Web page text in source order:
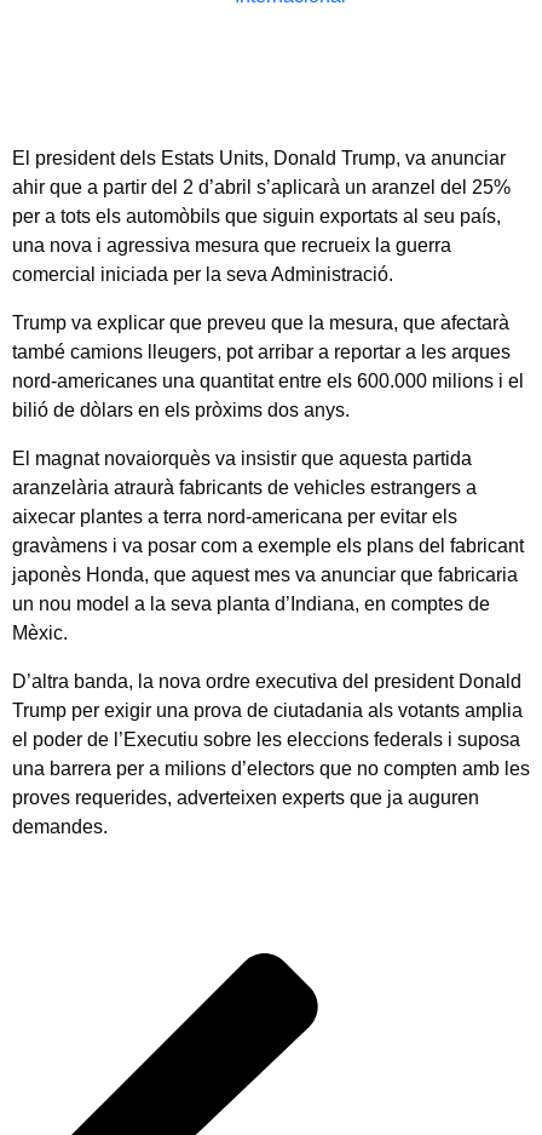
El president dels Estats Units, Donald Trump, va anunciar
ahir que a partir del 2 d’abril s’aplicarà un aranzel del 25%
per a tots els automòbils que siguin exportats al seu país,
una nova i agressiva mesura que recrueix la guerra
comercial iniciada per la seva Administració.
Trump va explicar que preveu que la mesura, que afectarà
també camions lleugers, pot arribar a reportar a les arques
nord-americanes una quantitat entre els 600.000 milions i el
bilió de dòlars en els pròxims dos anys.
El magnat novaiorquès va insistir que aquesta partida
aranzelària atraurà fabricants de vehicles estrangers a
aixecar plantes a terra nord-americana per evitar els
gravàmens i va posar com a exemple els plans del fabricant
japonès Honda, que aquest mes va anunciar que fabricaria
un nou model a la seva planta d’Indiana, en comptes de
Mèxic.
D’altra banda, la nova ordre executiva del president Donald
Trump per exigir una prova de ciutadania als votants amplia
el poder de l’Executiu sobre les eleccions federals i suposa
una barrera per a milions d’electors que no compten amb les
proves requerides, adverteixen experts que ja auguren
demandes.